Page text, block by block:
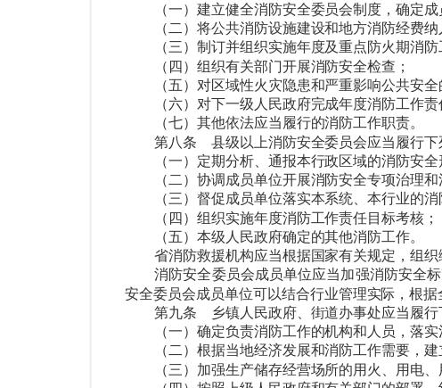
（一）建立健全消防安全委员会制度，确定
（二）将公共消防设施建设和地方消防经费
（三）制订并组织实施年度及重点防火期消防
（四）组织有关部门开展消防安全检查；
（五）对区域性火灾隐患和严重影响公共安
（六）对下一级人民政府完成年度消防工作
（七）其他依法应当履行的消防工作职责。
第八条 县级以上消防安全委员会应当履行下
（一）定期分析、通报本行政区域的消防安
（二）协调成员单位开展消防安全专项治理
（三）督促成员单位落实本系统、本行业的消
（四）组织实施年度消防工作责任目标考核；
（五）本级人民政府确定的其他消防工作。
省消防救援机构应当根据国家有关规定，组
消防安全委员会成员单位应当加强消防安全
安全委员会成员单位可以结合行业管理实际，根
第九条 乡镇人民政府、街道办事处应当履行
（一）确定负责消防工作的机构和人员，落
（二）根据当地经济发展和消防工作需要，
（三）加强生产储存经营场所的用火、用电